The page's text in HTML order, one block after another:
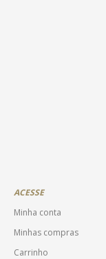
ACESSE
Minha conta
Minhas compras
Carrinho